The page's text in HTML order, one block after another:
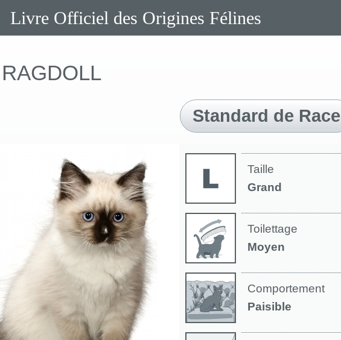
Livre Officiel des Origines Félines
RAGDOLL
Standard de Race
Taille
Grand
Toilettage
Moyen
Comportement
Paisible